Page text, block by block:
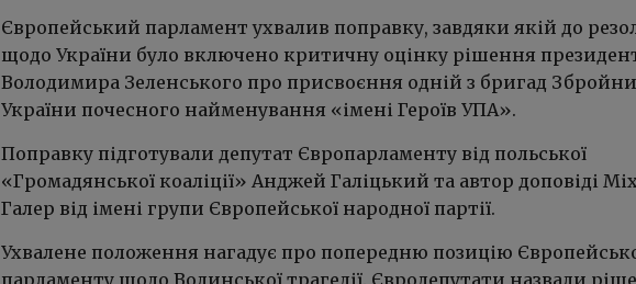
Європейський парламент ухвалив поправку, завдяки якій до
щодо України було включено критичну оцінку рішення
Володимира Зеленського про присвоєння одній з бригад
України почесного найменування «імені Героїв УПА».
Поправку підготували депутат Європарламенту від польської
«Громадянської коаліції» Анджей Галіцький та автор доповіді
Галер від імені групи Європейської народної партії.
Ухвалене положення нагадує про попередню позицію
парламенту щодо Волинської трагедії. Євродепутати назвали